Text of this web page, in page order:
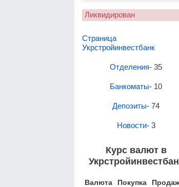
Ликвидирован
Страница
Укрстройинвестбанк
Отделения- 35
Банкоматы- 10
Депозиты- 74
Новости- 3
Курс валют в
Валюта Покупка